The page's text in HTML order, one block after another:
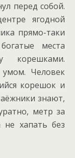
перед собой.
ягодной
прямо-таки
места
корешками.
Человек
корешок и
знают,
метр за
хапать без